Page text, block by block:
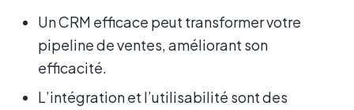
Un CRM efficace peut transformer votre
pipeline de ventes, améliorant son
efficacité.
L’intégration et l’utilisabilité sont des